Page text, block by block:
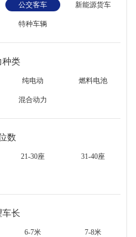
公交客车 新能源货车
特种车辆
种类
纯电动 燃料电池
混合动力
数
21-30座 31-40座
车长
6-7米 7-8米